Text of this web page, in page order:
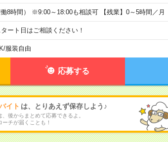
8時間） ※9:00～18:00も相談可 【残業】0～5時間／月
ト日はご相談ください！
/服装自由
応募する
イト は、とりあえず保存しよう♪
後からまとめて応募できるよ。
チが届くことも！